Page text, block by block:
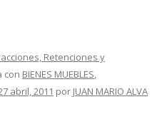
Retenciones y
con BIENES MUEBLES,
abril, 2011 por JUAN MARIO ALVA